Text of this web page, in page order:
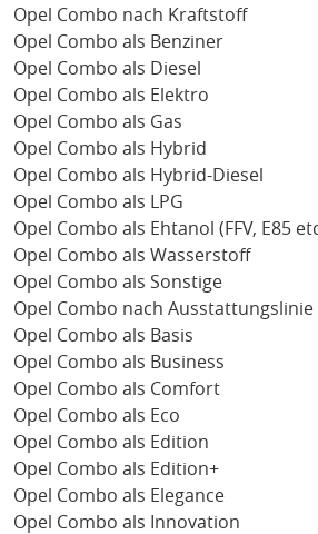
Opel Combo nach Kraftstoff
Opel Combo als Benziner
Opel Combo als Diesel
Opel Combo als Elektro
Opel Combo als Gas
Opel Combo als Hybrid
Opel Combo als Hybrid-Diesel
Opel Combo als LPG
Opel Combo als Ehtanol (FFV, E85
Opel Combo als Wasserstoff
Opel Combo als Sonstige
Opel Combo nach Ausstattungslinie
Opel Combo als Basis
Opel Combo als Business
Opel Combo als Comfort
Opel Combo als Eco
Opel Combo als Edition
Opel Combo als Edition+
Opel Combo als Elegance
Opel Combo als Innovation